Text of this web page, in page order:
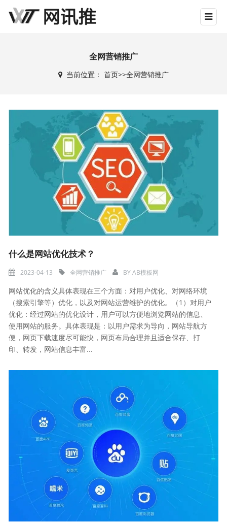
全网营销推广
当前位置： 首页>>全网营销推广
什么是网站优化技术？
2023-04-13 全网营销推广 BYAB模板网
网站优化的含义具体表现在三个方面：对用户优化、对网络环境
（搜索引擎等）优化，以及对网站运营维护的优化。（1）对用户
优化：经过网站的优化设计，用户可以方便地浏览网站的信息、
使用网站的服务。具体表现是：以用户需求为导向，网站导航方
便，网页下载速度尽可能快，网页布局合理并且适合保存、打
印、转发，网站信息丰富...